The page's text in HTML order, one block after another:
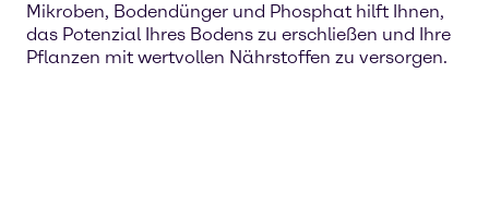
Mikroben, Bodendünger und Phosphat hilft Ihnen,
das Potenzial Ihres Bodens zu erschließen und Ihre
Pflanzen mit wertvollen Nährstoffen zu versorgen.